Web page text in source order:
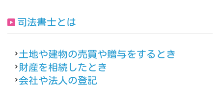
司法書士とは
土地や建物の売買や贈与をするとき
財産を相続したとき
会社や法人の登記